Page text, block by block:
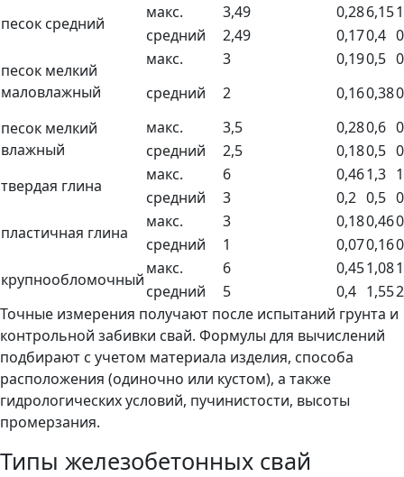
песок средний
макс. 3,49 0,286,15
средний
2,49 0,170,4
песок мелкий
маловлажный
макс. 3 0,190,5
средний
2 0,160,38
песок мелкий
влажный
макс. 3,5 0,280,6
средний
2,5 0,180,5
твердая глина
макс. 6 0,461,3
средний
3 0,2 0,5
пластичная глина
макс. 3 0,180,46
средний
1 0,070,16
крупнообломочный
макс. 6 0,451,08
средний
5 0,4 1,55
Точные измерения получают после испытаний грунта и
контрольной забивки свай. Формулы для вычислений
подбирают с учетом материала изделия, способа
расположения (одиночно или кустом), а также
гидрологических условий, пучинистости, высоты
промерзания.
Типы железобетонных свай